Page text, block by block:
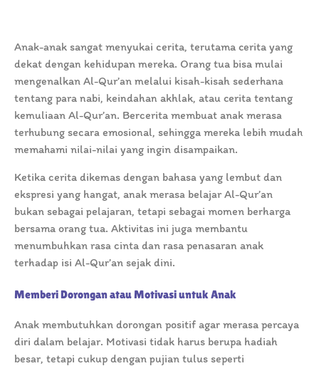
Anak-anak sangat menyukai cerita, terutama cerita yang
dekat dengan kehidupan mereka. Orang tua bisa mulai
mengenalkan Al-Qur’an melalui kisah-kisah sederhana
tentang para nabi, keindahan akhlak, atau cerita tentang
kemuliaan Al-Qur’an. Bercerita membuat anak merasa
terhubung secara emosional, sehingga mereka lebih mudah
memahami nilai-nilai yang ingin disampaikan.
Ketika cerita dikemas dengan bahasa yang lembut dan
ekspresi yang hangat, anak merasa belajar Al-Qur’an
bukan sebagai pelajaran, tetapi sebagai momen berharga
bersama orang tua. Aktivitas ini juga membantu
menumbuhkan rasa cinta dan rasa penasaran anak
terhadap isi Al-Qur’an sejak dini.
Memberi Dorongan atau Motivasi untuk Anak
Anak membutuhkan dorongan positif agar merasa percaya
diri dalam belajar. Motivasi tidak harus berupa hadiah
besar, tetapi cukup dengan pujian tulus seperti